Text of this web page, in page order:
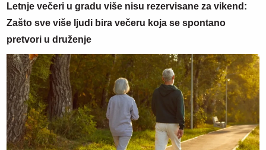
Letnje večeri u gradu više nisu rezervisane za vikend:
Zašto sve više ljudi bira večeru koja se spontano
pretvori u druženje